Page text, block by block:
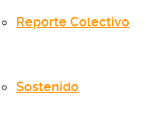
Reporte Colectivo
Sostenido